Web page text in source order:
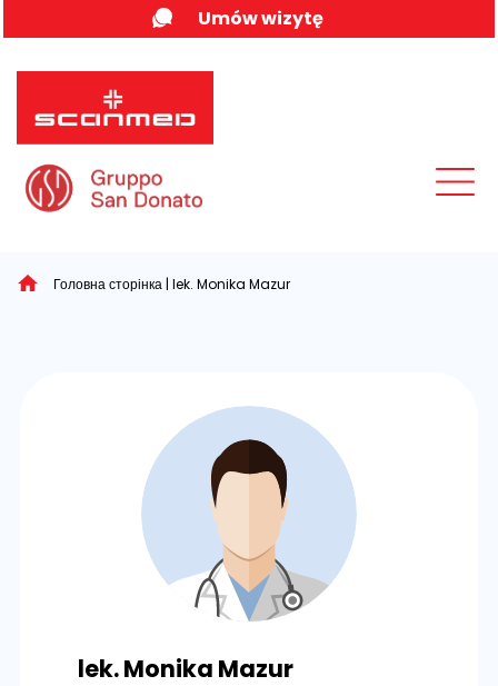
to
content
Umów wizytę
Головна сторінка | lek. Monika Mazur
lek. Monika Mazur